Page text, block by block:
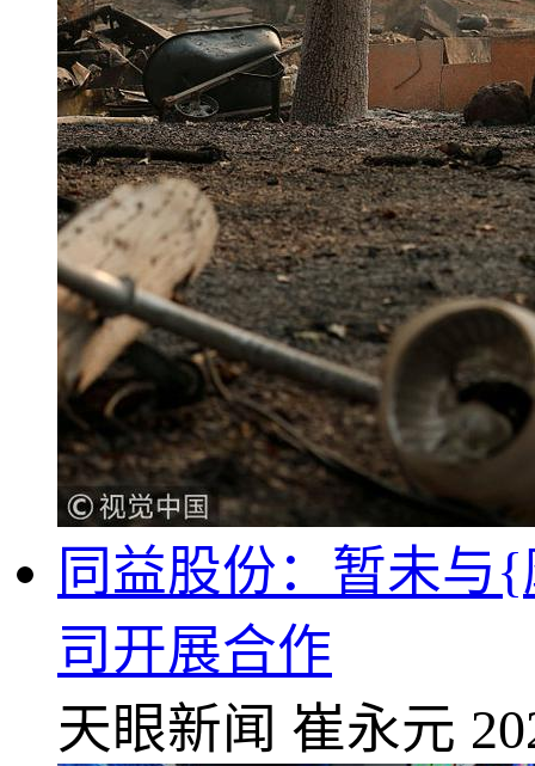
同益股份：暂未与
司开展合作
天眼新闻 崔永元